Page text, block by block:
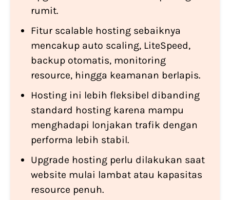
rumit.
Fitur scalable hosting sebaiknya
mencakup auto scaling, LiteSpeed,
backup otomatis, monitoring
resource, hingga keamanan berlapis.
Hosting ini lebih fleksibel dibanding
standard hosting karena mampu
menghadapi lonjakan trafik dengan
performa lebih stabil.
Upgrade hosting perlu dilakukan saat
website mulai lambat atau kapasitas
resource penuh.